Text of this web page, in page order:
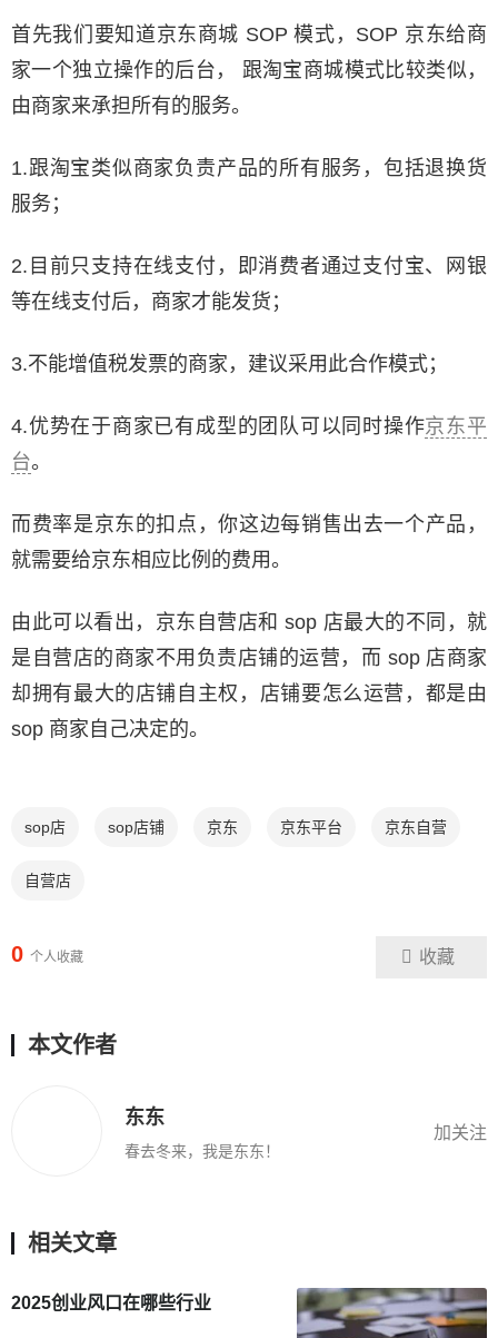
首先我们要知道京东商城 SOP 模式，SOP 京东给商
家一个独立操作的后台， 跟淘宝商城模式比较类似，
由商家来承担所有的服务。
1.跟淘宝类似商家负责产品的所有服务，包括退换货
服务；
2.目前只支持在线支付，即消费者通过支付宝、网银
等在线支付后，商家才能发货；
3.不能增值税发票的商家，建议采用此合作模式；
4.优势在于商家已有成型的团队可以同时操作京东平
台。
而费率是京东的扣点，你这边每销售出去一个产品，
就需要给京东相应比例的费用。
由此可以看出，京东自营店和 sop 店最大的不同，就
是自营店的商家不用负责店铺的运营，而 sop 店商家
却拥有最大的店铺自主权，店铺要怎么运营，都是由
sop 商家自己决定的。
sop店 sop店铺 京东 京东平台 京东自营
自营店
0 个人收藏 收藏
本文作者
东东
春去冬来，我是东东！
加关注
相关文章
2025创业风口在哪些行业